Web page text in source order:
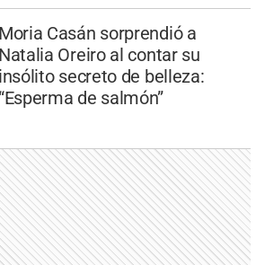
Moria Casán sorprendió a
Natalia Oreiro al contar su
insólito secreto de belleza:
“Esperma de salmón”